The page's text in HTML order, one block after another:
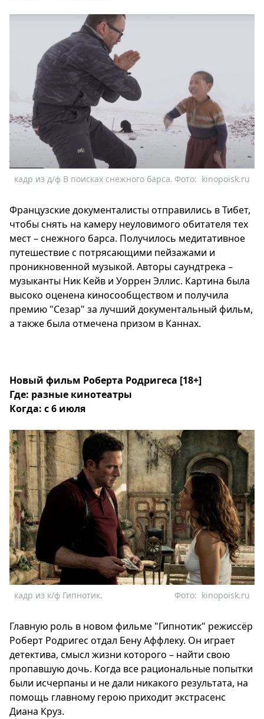
кадр из д/ф В поисках снежного барса. kinopoisk.ru
Фото:
Французские документалисты отправились в Тибет,
чтобы снять на камеру неуловимого обитателя тех
мест – снежного барса. Получилось медитативное
путешествие с потрясающими пейзажами и
проникновенной музыкой. Авторы саундтрека –
музыканты Ник Кейв и Уоррен Эллис. Картина была
высоко оценена киносообществом и получила
премию "Сезар" за лучший документальный фильм,
а также была отмечена призом в Каннах.
Новый фильм Роберта Родригеса [18+]
Где: разные кинотеатры
Когда: с 6 июля
кадр из к/ф Гипнотик. kinopoisk.ru
Фото:
Главную роль в новом фильме "Гипнотик" режиссёр
Роберт Родригес отдал Бену Аффлеку. Он играет
детектива, смысл жизни которого – найти свою
пропавшую дочь. Когда все рациональные попытки
были исчерпаны и не дали никакого результата, на
помощь главному герою приходит экстрасенс
Диана Круз.